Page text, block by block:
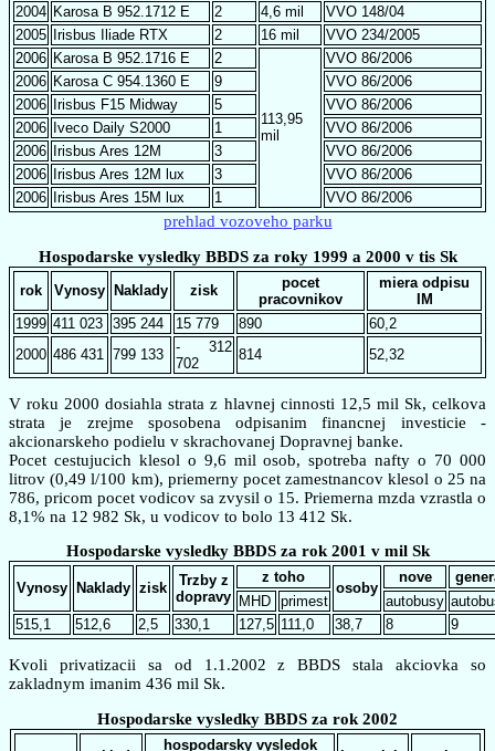
2004 Karosa B 952.1712 E 2 4,6 mil
VVO 148/04
2005
Irisbus Iliade RTX 2 16 mil
VVO 234/2005
2006 Karosa B 952.1716 E 2
113,95
mil
VVO 86/2006
2006 Karosa C 954.1360 E 9
VVO 86/2006
2006
Irisbus F15 Midway 5
VVO 86/2006
2006
Iveco Daily S2000 1
VVO 86/2006
2006
Irisbus Ares 12M 3
VVO 86/2006
2006
Irisbus Ares 12M lux 3
VVO 86/2006
2006
Irisbus Ares 15M lux 1 VVO 86/2006
prehlad vozoveho parku
Hospodarske vysledky BBDS za roky 1999 a 2000 v tis Sk
rok Vynosy Naklady zisk
pocet
pracovnikov
miera odpisu
IM
1999 411 023 395 244 15 779 890
60,2
2000 486 431 799 133
- 312
702
814 52,32
V roku 2000 dosiahla strata z hlavnej cinnosti 12,5 mil Sk, celkova
strata je zrejme sposobena odpisanim financnej investicie -
akcionarskeho podielu v skrachovanej Dopravnej banke.
Pocet cestujucich klesol o 9,6 mil osob, spotreba nafty o 70 000
litrov (0,49 l/100 km), priemerny pocet zamestnancov klesol o 25 na
786, pricom pocet vodicov sa zvysil o 15. Priemerna mzda vzrastla o
8,1% na 12 982 Sk, u vodicov to bolo 13 412 Sk.
Hospodarske vysledky BBDS za rok 2001 v mil Sk
Vynosy Naklady zisk
Trzby z
dopravy
z toho
osoby
nove
MHD primest autobusy
515,1
512,6 2,5 330,1 127,5 111,0 38,7 8 9
Kvoli privatizacii sa od 1.1.2002 z BBDS stala akciovka so
zakladnym imanim 436 mil Sk.
Hospodarske vysledky BBDS za rok 2002
hospodarsky vysledok